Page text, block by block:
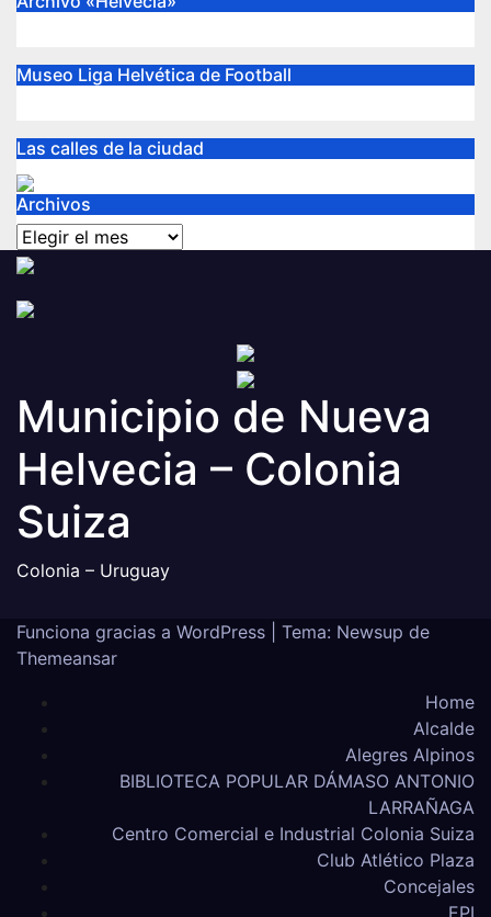
Museo Liga Helvética de Football
Las calles de la ciudad
Archivos
Archivos
Municipio de Nueva
Helvecia – Colonia
Suiza
Colonia – Uruguay
Funciona gracias a WordPress
Tema: Newsup de
Themeansar
Home
Alcalde
Alegres Alpinos
BIBLIOTECA POPULAR DÁMASO ANTONIO
LARRAÑAGA
Centro Comercial e Industrial Colonia Suiza
Club Atlético Plaza
Concejales
EPI